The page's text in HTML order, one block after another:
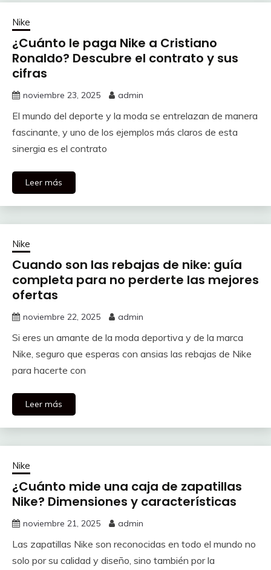
Nike
¿Cuánto le paga Nike a Cristiano
Ronaldo? Descubre el contrato y sus
cifras
noviembre 23, 2025 admin
El mundo del deporte y la moda se entrelazan de manera
fascinante, y uno de los ejemplos más claros de esta
sinergia es el contrato
Leer más
Nike
Cuando son las rebajas de nike: guía
completa para no perderte las mejores
ofertas
noviembre 22, 2025 admin
Si eres un amante de la moda deportiva y de la marca
Nike, seguro que esperas con ansias las rebajas de Nike
para hacerte con
Leer más
Nike
¿Cuánto mide una caja de zapatillas
Nike? Dimensiones y características
noviembre 21, 2025 admin
Las zapatillas Nike son reconocidas en todo el mundo no
solo por su calidad y diseño, sino también por la